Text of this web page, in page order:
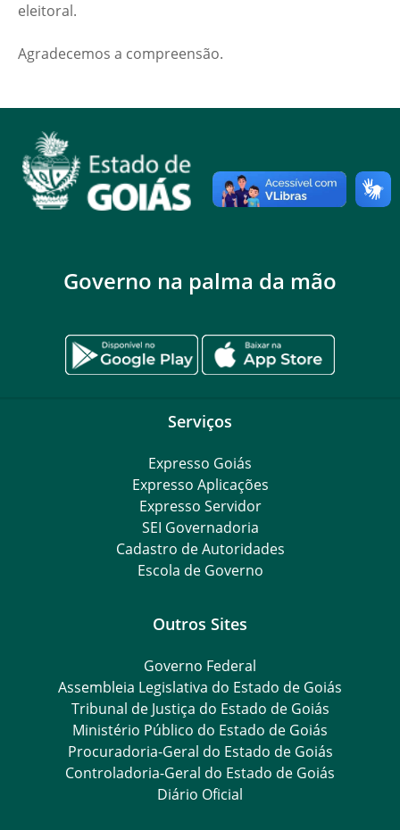
eleitoral.
Agradecemos a compreensão.
Governo na palma da mão
Serviços
Expresso Goiás
Expresso Aplicações
Expresso Servidor
SEI Governadoria
Cadastro de Autoridades
Escola de Governo
Outros Sites
Governo Federal
Assembleia Legislativa do Estado de Goiás
Tribunal de Justiça do Estado de Goiás
Ministério Público do Estado de Goiás
Procuradoria-Geral do Estado de Goiás
Controladoria-Geral do Estado de Goiás
Diário Oficial